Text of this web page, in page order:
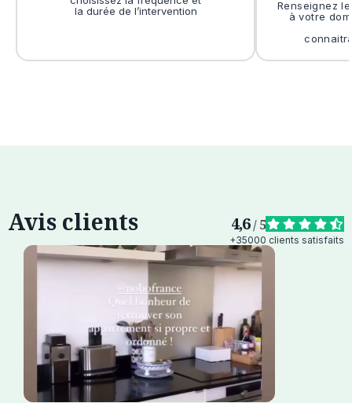
la durée de l’intervention
Renseignez
à votre
Avis clients 4,6/ 5
+35000 clients satisfaits